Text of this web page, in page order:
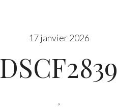
17 janvier 2026
DSCF2839
,